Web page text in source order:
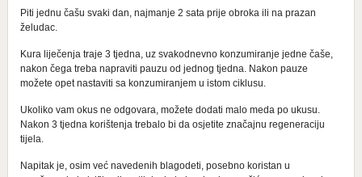
Piti jednu čašu svaki dan, najmanje 2 sata prije obroka ili na prazan
želudac.
Kura liječenja traje 3 tjedna, uz svakodnevno konzumiranje jedne čaše,
nakon čega treba napraviti pauzu od jednog tjedna. Nakon pauze
možete opet nastaviti sa konzumiranjem u istom ciklusu.
Ukoliko vam okus ne odgovara, možete dodati malo meda po ukusu.
Nakon 3 tjedna korištenja trebalo bi da osjetite značajnu regeneraciju
tijela.
Napitak je, osim već navedenih blagodeti, posebno koristan u